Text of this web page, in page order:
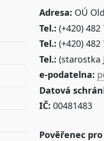
Adresa: OÚ
Tel.: (+420) 482
Tel.: (+420) 482
Tel.: (starostka
e-podatelna:
Datová
IČ: 00481483
Pověřenec